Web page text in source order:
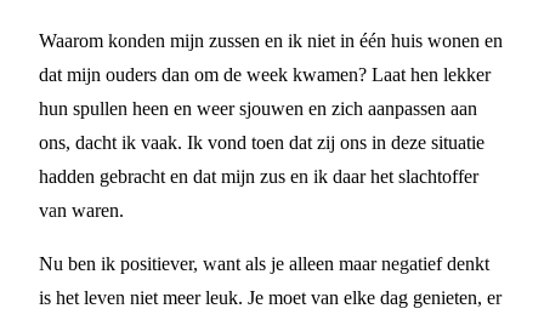
Waarom konden mijn zussen en ik niet in één huis wonen en
dat mijn ouders dan om de week kwamen? Laat hen lekker
hun spullen heen en weer sjouwen en zich aanpassen aan
ons, dacht ik vaak. Ik vond toen dat zij ons in deze situatie
hadden gebracht en dat mijn zus en ik daar het slachtoffer
van waren.
Nu ben ik positiever, want als je alleen maar negatief denkt
is het leven niet meer leuk. Je moet van elke dag genieten, er